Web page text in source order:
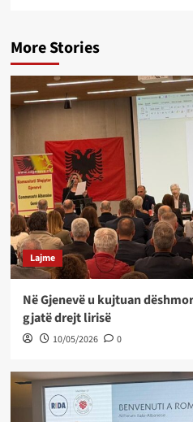
More Stories
Lajme
Në Gjenevë u kujtuan
gjatë drejt lirisë
10/05/2026 0